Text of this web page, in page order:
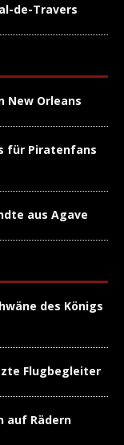
de-Travers
New Orleans
für Piratenfans
aus Agave
des Königs
Flugbegleiter
auf Rädern